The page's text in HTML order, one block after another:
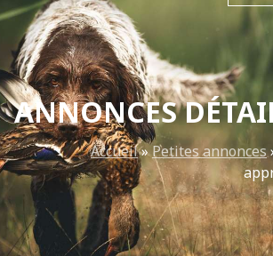
ANNONCES
Accueil»Petites annonces